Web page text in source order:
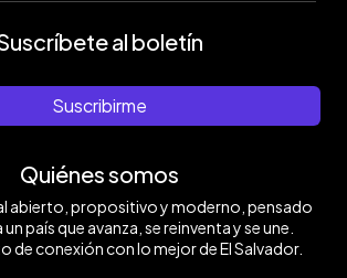
al boletín
Suscribirme
Quiénes somos
abierto, propositivo y moderno, pensado
país que avanza, se reinventa y se une.
de conexión con lo mejor de El Salvador.